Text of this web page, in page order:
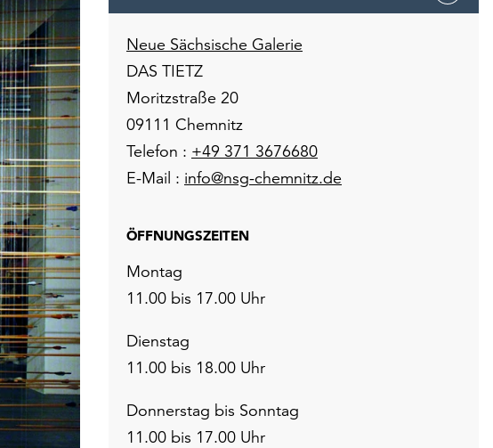
Neue Sächsische Galerie
DAS TIETZ
Moritzstraße 20
09111 Chemnitz
Telefon : +49 371 3676680
E-Mail : info@nsg-chemnitz.de
ÖFFNUNGSZEITEN
Montag
11.00 bis 17.00 Uhr
Dienstag
11.00 bis 18.00 Uhr
Donnerstag bis Sonntag
11.00 bis 17.00 Uhr